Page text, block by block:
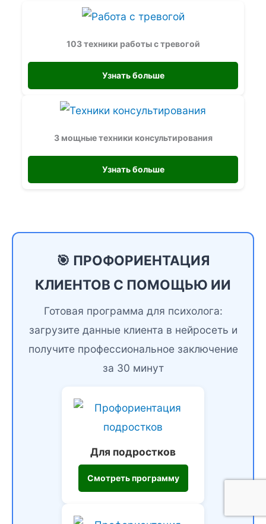
103 техники работы с тревогой
Узнать больше
3 мощные техники консультирования
Узнать больше
🎯 ПРОФОРИЕНТАЦИЯ
КЛИЕНТОВ С ПОМОЩЬЮ ИИ
Готовая программа для психолога:
загрузите данные клиента в нейросеть и
получите профессиональное заключение
за 30 минут
Для подростков
Смотреть программу